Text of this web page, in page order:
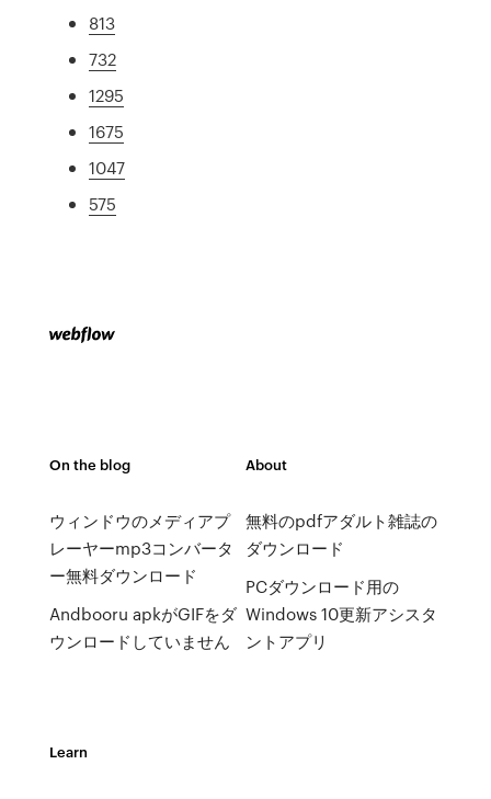
813
732
1295
1675
1047
575
On the blog
ウィンドウのメディアプ
レーヤーmp3コンバータ
ー無料ダウンロード
Andbooru apkがGIFをダ
ウンロードしていません
About
無料のpdfアダルト雑誌の
ダウンロード
PCダウンロード用の
Windows 10更新アシスタ
ントアプリ
Learn